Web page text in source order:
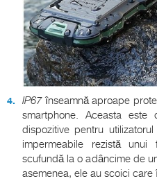
IP67 înseamnă aproape
smartphone. Aceasta
dispozitive pentru
impermeabile rezistă
scufundă la o adâncime de
asemenea, ele au scoici